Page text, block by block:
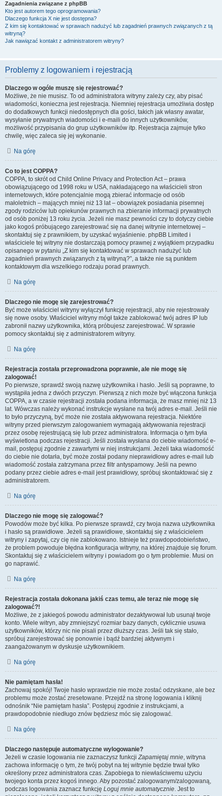
Zagadnienia związane z phpBB
Kto jest autorem tego oprogramowania?
Dlaczego funkcja X nie jest dostępna?
Z kim się kontaktować w sprawach nadużyć lub zagadnień prawnych związanych z tą
witryną?
Jak nawiązać kontakt z administratorem witryny?
Problemy z logowaniem i rejestracją
Dlaczego w ogóle muszę się rejestrować?
Możliwe, że nie musisz. To od administratora witryny zależy czy, aby pisać
wiadomości, konieczna jest rejestracja. Niemniej rejestracja umożliwia dostęp
do dodatkowych funkcji niedostępnych dla gości, takich jak własny awatar,
wysyłanie prywatnych wiadomości i e-maili do innych użytkowników,
możliwość przypisania do grup użytkowników itp. Rejestracja zajmuje tylko
chwilę, więc zaleca się jej wykonanie.
Na górę
Co to jest COPPA?
COPPA, to skrót od Child Online Privacy and Protection Act – prawa
obowiązującego od 1998 roku w USA, nakładającego na właścicieli stron
internetowych, które potencjalnie mogą zbierać informacje od osób
małoletnich – mających mniej niż 13 lat – obowiązek posiadania pisemnej
zgody rodziców lub opiekunów prawnych na zbieranie informacji prywatnych
od osób poniżej 13 roku życia. Jeżeli nie masz pewności czy to dotyczy ciebie
jako kogoś próbującego zarejestrować się na danej witrynie internetowej –
skontaktuj się z prawnikiem, by uzyskać wyjaśnienie. phpBB Limited i
właściciele tej witryny nie dostarczają pomocy prawnej z wyjątkiem przypadku
opisanego w pytaniu „Z kim się kontaktować w sprawach nadużyć lub
zagadnień prawnych związanych z tą witryną?”, a także nie są punktem
kontaktowym dla wszelkiego rodzaju porad prawnych.
Na górę
Dlaczego nie mogę się zarejestrować?
Być może właściciel witryny wyłączył funkcję rejestracji, aby nie rejestrowały
się nowe osoby. Właściciel witryny mógł także zablokować twój adres IP lub
zabronił nazwy użytkownika, którą próbujesz zarejestrować. W sprawie
pomocy skontaktuj się z administratorem witryny.
Na górę
Rejestracja została przeprowadzona poprawnie, ale nie mogę się
zalogować!
Po pierwsze, sprawdź swoją nazwę użytkownika i hasło. Jeśli są poprawne, to
wystąpiła jedna z dwóch przyczyn. Pierwszą z nich może być włączona funkcja
COPPA, a w czasie rejestracji została podana informacja, że masz mniej niż 13
lat. Wówczas należy wykonać instrukcje wysłane na twój adres e-mail. Jeśli nie
to było przyczyną, być może nie została aktywowana rejestracja. Niektóre
witryny przed pierwszym zalogowaniem wymagają aktywowania rejestracji
przez osobę rejestrującą się lub przez administratora. Informacja o tym była
wyświetlona podczas rejestracji. Jeśli została wysłana do ciebie wiadomość e-
mail, postępuj zgodnie z zawartymi w niej instrukcjami. Jeżeli taka wiadomość
do ciebie nie dotarła, być może został podany nieprawidłowy adres e-mail lub
wiadomość została zatrzymana przez filtr antyspamowy. Jeśli na pewno
podany przez ciebie adres e-mail jest prawidłowy, spróbuj skontaktować się z
administratorem.
Na górę
Dlaczego nie mogę się zalogować?
Powodów może być kilka. Po pierwsze sprawdź, czy twoja nazwa użytkownika
i hasło są prawidłowe. Jeżeli są prawidłowe, skontaktuj się z właścicielem
witryny i zapytaj, czy cię nie zablokowano. Istnieje też prawdopodobieństwo,
że problem powoduje błędna konfiguracja witryny, na której znajduje się forum.
Skontaktuj się z właścicielem witryny i powiadom go o tym problemie. Musi on
go naprawić.
Na górę
Rejestracja została dokonana jakiś czas temu, ale teraz nie mogę się
zalogować?!
Możliwe, że z jakiegoś powodu administrator dezaktywował lub usunął twoje
konto. Wiele witryn, aby zmniejszyć rozmiar bazy danych, cyklicznie usuwa
użytkowników, którzy nic nie pisali przez dłuższy czas. Jeśli tak się stało,
spróbuj zarejestrować się ponownie i bądź bardziej aktywnym i
zaangażowanym w dyskusje użytkownikiem.
Na górę
Nie pamiętam hasła!
Zachowaj spokój! Twoje hasło wprawdzie nie może zostać odzyskane, ale bez
problemu może zostać zresetowane. Przejdź na stronę logowania i kliknij
odnośnik “Nie pamiętam hasła”. Postępuj zgodnie z instrukcjami, a
prawdopodobnie niedługo znów będziesz móc się zalogować.
Na górę
Dlaczego następuje automatyczne wylogowanie?
Jeżeli w czasie logowania nie zaznaczysz funkcjiZapamiętaj mnie, witryna
zachowa informację o tym, że twój pobyt na tej witrynie będzie trwał tylko
określony przez administratora czas. Zapobiega to niewłaściwemu użyciu
twojego konta przez kogoś innego. Aby pozostać zalogowanym/zalogowaną,
podczas logowania zaznacz funkcję Loguj mnie automatycznie. Jest to